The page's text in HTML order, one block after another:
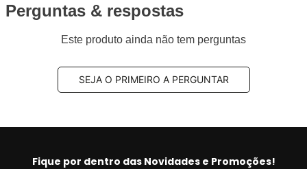
Perguntas & respostas
Este produto ainda não tem perguntas
SEJA O PRIMEIRO A PERGUNTAR
Fique por dentro das Novidades e Promoções!